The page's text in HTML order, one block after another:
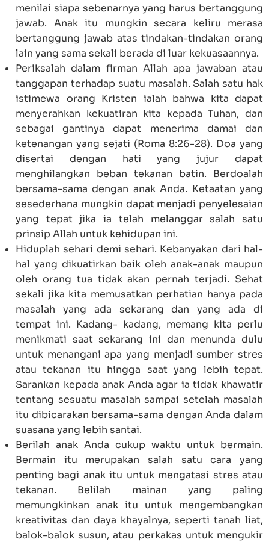
menilai siapa sebenarnya yang harus bertanggung
jawab. Anak itu mungkin secara keliru merasa
bertanggung jawab atas tindakan-tindakan orang
lain yang sama sekali berada di luar kekuasaannya.
Periksalah dalam firman Allah apa jawaban atau
tanggapan terhadap suatu masalah. Salah satu hak
istimewa orang Kristen ialah bahwa kita dapat
menyerahkan kekuatiran kita kepada Tuhan, dan
sebagai gantinya dapat menerima damai dan
ketenangan yang sejati (Roma 8:26-28). Doa yang
disertai dengan hati yang jujur dapat
menghilangkan beban tekanan batin. Berdoalah
bersama-sama dengan anak Anda. Ketaatan yang
sesederhana mungkin dapat menjadi penyelesaian
yang tepat jika ia telah melanggar salah satu
prinsip Allah untuk kehidupan ini.
Hiduplah sehari demi sehari. Kebanyakan dari hal-
hal yang dikuatirkan baik oleh anak-anak maupun
oleh orang tua tidak akan pernah terjadi. Sehat
sekali jika kita memusatkan perhatian hanya pada
masalah yang ada sekarang dan yang ada di
tempat ini. Kadang- kadang, memang kita perlu
menikmati saat sekarang ini dan menunda dulu
untuk menangani apa yang menjadi sumber stres
atau tekanan itu hingga saat yang lebih tepat.
Sarankan kepada anak Anda agar ia tidak khawatir
tentang sesuatu masalah sampai setelah masalah
itu dibicarakan bersama-sama dengan Anda dalam
suasana yang lebih santai.
Berilah anak Anda cukup waktu untuk bermain.
Bermain itu merupakan salah satu cara yang
penting bagi anak itu untuk mengatasi stres atau
tekanan. Belilah mainan yang paling
memungkinkan anak itu untuk mengembangkan
kreativitas dan daya khayalnya, seperti tanah liat,
balok-balok susun, atau perkakas untuk mengukir